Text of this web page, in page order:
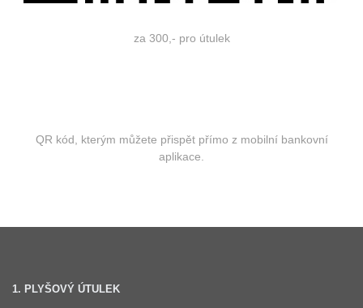
za 300,- pro útulek
QR kód, kterým můžete přispět přímo z mobilní bankovní
aplikace.
1. PLYŠOVÝ ÚTULEK